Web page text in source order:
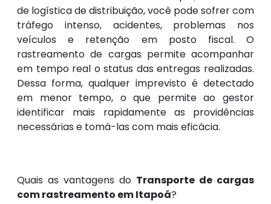
de logística de distribuição, você pode sofrer com
tráfego intenso, acidentes, problemas nos
veículos e retenção em posto fiscal. O
rastreamento de cargas permite acompanhar
em tempo real o status das entregas realizadas.
Dessa forma, qualquer imprevisto é detectado
em menor tempo, o que permite ao gestor
identificar mais rapidamente as providências
necessárias e tomá-las com mais eficácia.
Quais as vantagens do Transporte de cargas
com rastreamento em Itapoá?